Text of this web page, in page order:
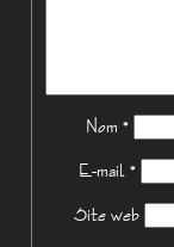
Nom *
E-mail *
Site web